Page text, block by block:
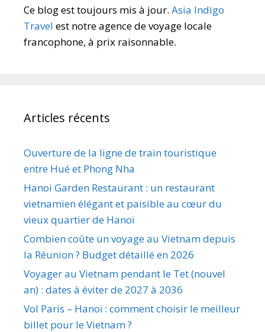
Ce blog est toujours mis à jour. Asia Indigo
Travel est notre agence de voyage locale
francophone, à prix raisonnable.
Articles récents
Ouverture de la ligne de train touristique
entre Hué et Phong Nha
Hanoi Garden Restaurant : un restaurant
vietnamien élégant et paisible au cœur du
vieux quartier de Hanoï
Combien coûte un voyage au Vietnam depuis
la Réunion ? Budget détaillé en 2026
Voyager au Vietnam pendant le Tet (nouvel
an) : dates à éviter de 2027 à 2036
Vol Paris – Hanoï : comment choisir le meilleur
billet pour le Vietnam ?